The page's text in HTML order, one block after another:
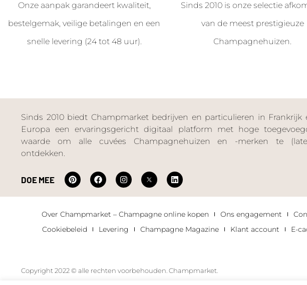
Onze aanpak garandeert kwaliteit,
bestelgemak, veilige betalingen en een
snelle levering (24 tot 48 uur).
Sinds 2010 is onze selectie
van de meest prestigieuze
Champagnehuizen.
Sinds 2010 biedt Champmarket bedrijven en particulieren in Frankrijk
Europa een ervaringsgericht digitaal platform met hoge
waarde om alle cuvées Champagnehuizen en -merken te
ontdekken.
DOE MEE
Over Champmarket – Champagne online kopen Ons engagement
Cookiebeleid
Levering Champagne Magazine Klant account E-
Copyright 2022 © alle rechten voorbehouden. Champmarket.